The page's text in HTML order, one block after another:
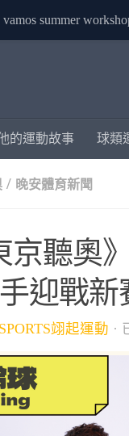
vamos summer
的運動故事 球類
/ 晚安體育新聞
京聽奧
迎戰新
翊起運動 ·